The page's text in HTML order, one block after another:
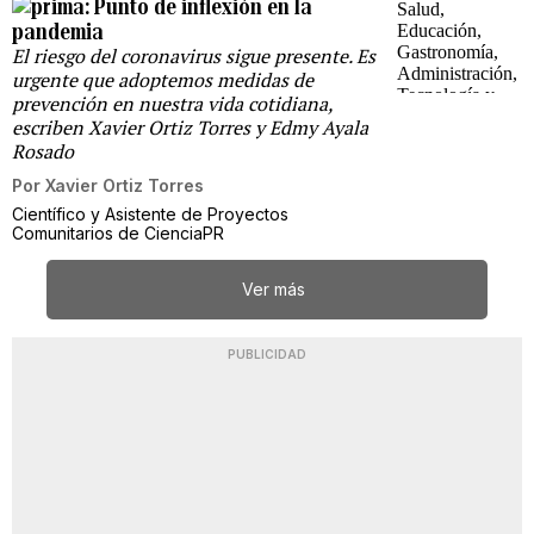
Punto de inflexión en la
pandemia
El riesgo del coronavirus sigue presente. Es
urgente que adoptemos medidas de
prevención en nuestra vida cotidiana,
escriben Xavier Ortiz Torres y Edmy Ayala
Rosado
Por Xavier Ortiz Torres
Científico y Asistente de Proyectos
Comunitarios de CienciaPR
Ver más
PUBLICIDAD